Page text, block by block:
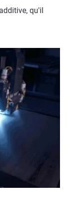
qu'il